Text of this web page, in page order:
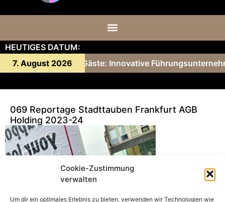
Cookie-Zustimmung
verwalten
Um dir ein optimales Erlebnis zu bieten, verwenden wir Technologien wie
HEUTIGES DATUM:
7. August 2026
Gärtner und ihre Gäste: Innovative
069 Reportage Stadttauben Frankfurt AGB
Holding 2023-24